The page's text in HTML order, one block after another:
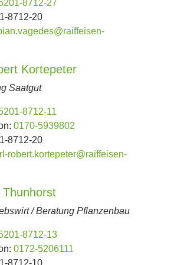
8712-27
8712-20
Kortepeter
Saatgut
8712-11
0170-5939802
8712-20
robert.kortepeter@raiffeisen-
/ Beratung Pflanzenbau
8712-13
0172-5206111